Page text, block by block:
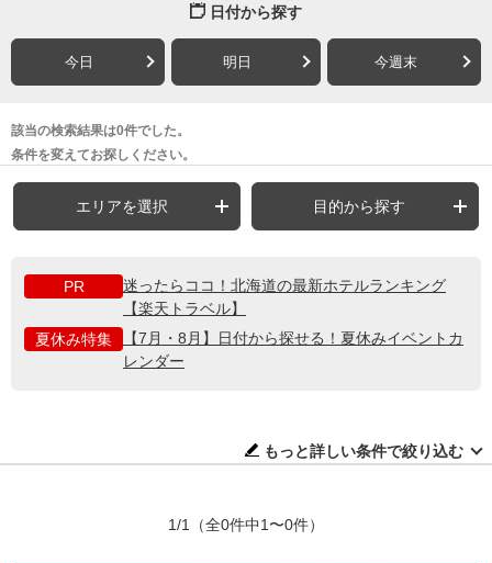
日付から探す
今日 明日 今週末
該当の検索結果は0件でした。
条件を変えてお探しください。
エリアを選択 目的から探す
PR
迷ったらココ！北海道の最新ホテルランキング
【楽天トラベル】
夏休み特集
【7月・8月】日付から探せる！夏休みイベントカ
レンダー
もっと詳しい条件で絞り込む
1/1 （全0件中1〜0件）